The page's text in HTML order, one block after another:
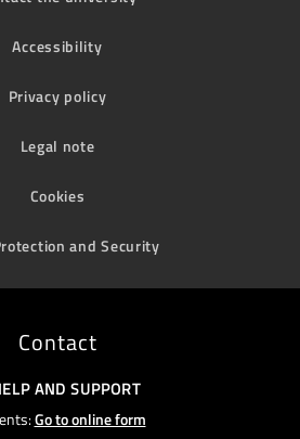
Accessibility
Privacy policy
Legal note
Cookies
and Security
Contact
AND SUPPORT
Go to online form